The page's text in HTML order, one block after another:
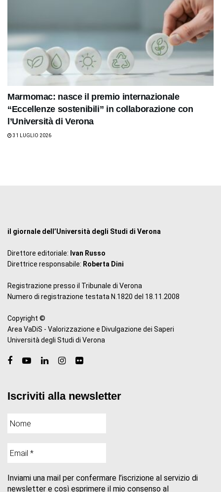
Marmomac: nasce il premio internazionale
“Eccellenze sostenibili” in collaborazione con
l’Università di Verona
31 LUGLIO 2026
il giornale dell’Università degli Studi di Verona
Direttore editoriale: Ivan Russo
Direttrice responsabile: Roberta Dini
Registrazione presso il Tribunale di Verona
Numero di registrazione testata N.1820 del 18.11.2008
Copyright ©
Area VaDiS - Valorizzazione e Divulgazione dei Saperi
Università degli Studi di Verona
Iscriviti alla newsletter
Inviami una mail per confermare l’iscrizione al servizio di
newsletter e così esprimere il mio consenso al